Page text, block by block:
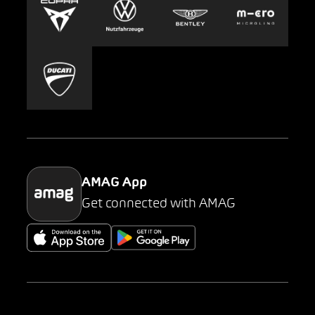
Carsharing
Mobility-as-a-Service
Parking
AMAG App
Get connected with AMAG